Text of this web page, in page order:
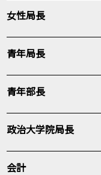
女性局長
青年局長
青年部長
政治大学院局長
会計